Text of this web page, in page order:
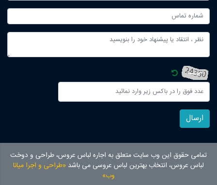
ارسال
تمامی حقوق این وب سایت متعلق به اجاره لباس عروس، طراحی و دوخت
لباس عروس، انتخاب بهترین لباس عروسی می باشد «طراحی و اجرا میانا
وب»